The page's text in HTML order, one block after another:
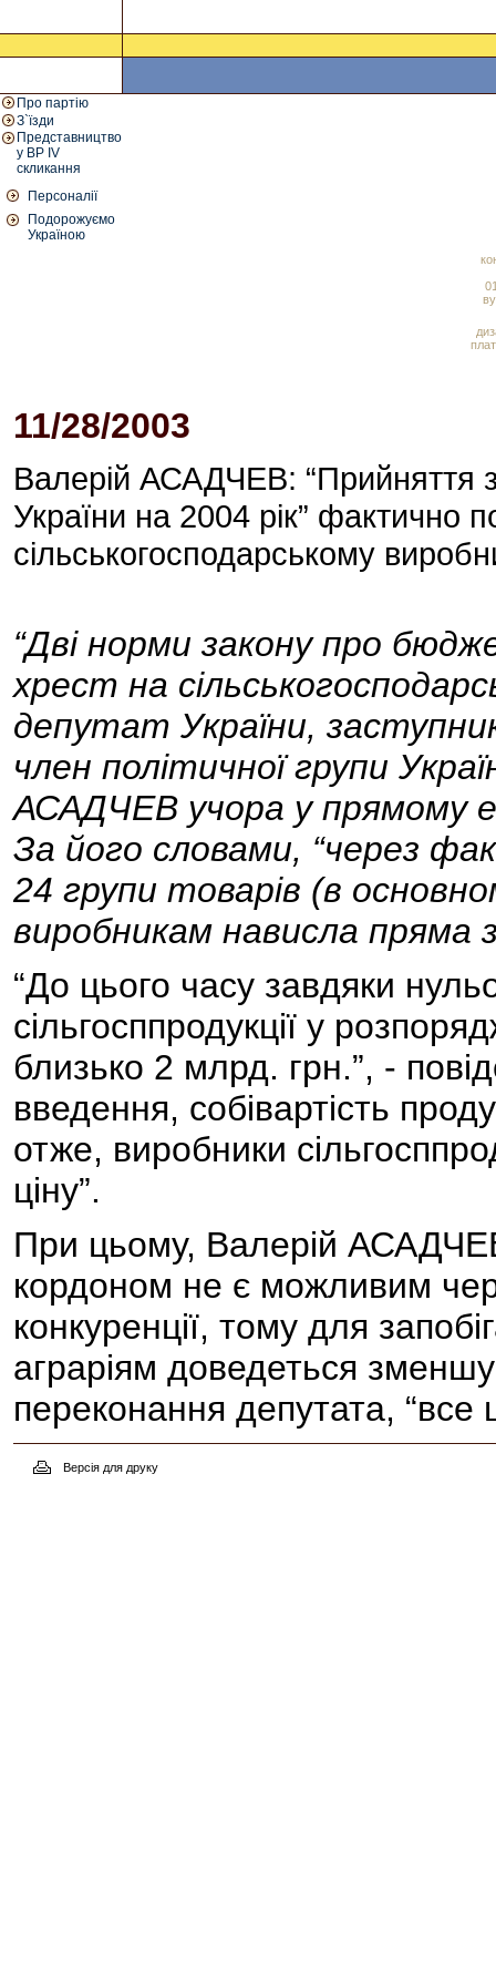
Про партію
З`їзди
Представництво
у ВР IV
скликання
Персоналії
Подорожуємо
Україною
11/28/2003
Валерій АСАДЧЕВ: “Прийняття
України на 2004 рік” фактично
сільськогосподарському
“Дві норми закону про
хрест на
депутат України,
член політичної групи
АСАДЧЕВ учора у прямому
За його словами, “через
24 групи товарів (в
виробникам нависла пряма
“До цього часу завдяки
сільгосппродукції у
близько 2 млрд. грн.”, -
введення, собівартість
отже, виробники
ціну”.
При цьому, Валерій
кордоном не є можливим
конкуренції, тому для
аграріям доведеться
переконання депутата, “все
Версія для друку